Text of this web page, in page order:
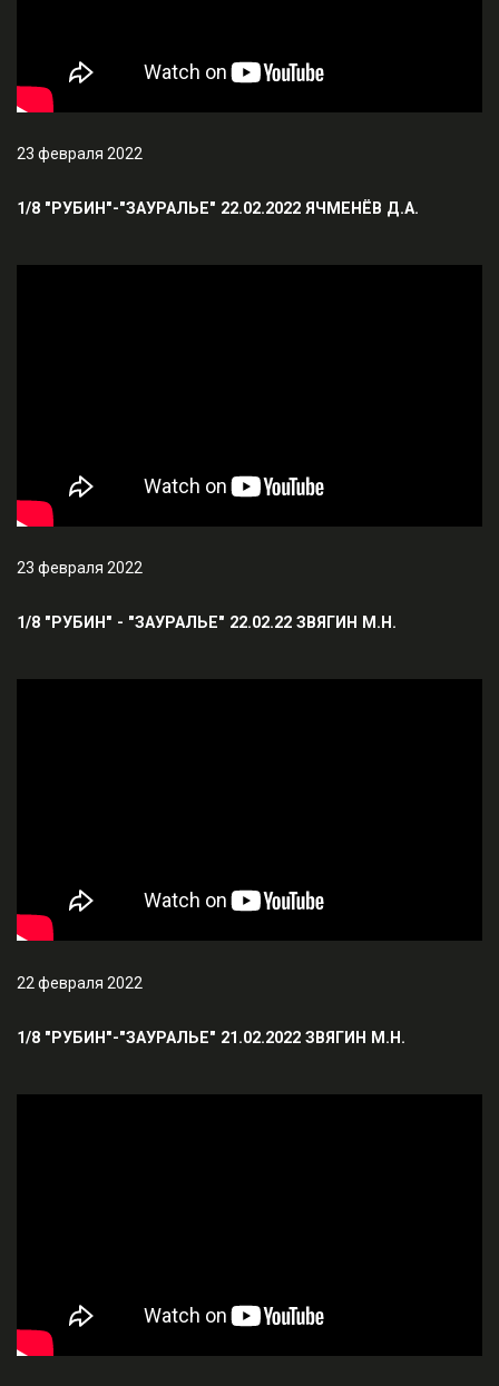
23 февраля 2022
1/8 "РУБИН"-"ЗАУРАЛЬЕ" 22.02.2022 ЯЧМЕНЁВ Д.А.
23 февраля 2022
1/8 "РУБИН" - "ЗАУРАЛЬЕ" 22.02.22 ЗВЯГИН М.Н.
22 февраля 2022
1/8 "РУБИН"-"ЗАУРАЛЬЕ" 21.02.2022 ЗВЯГИН М.Н.